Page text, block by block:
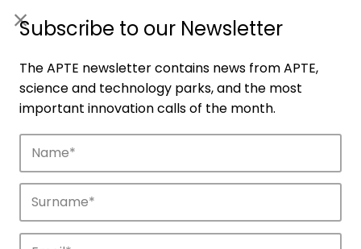
Companies
Subscribe to our Newsletter
The APTE newsletter contains news from APTE,
science and technology parks, and the most
important innovation calls of the month.